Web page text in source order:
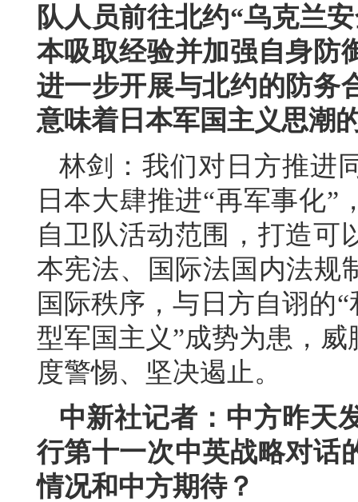
队人员前往北约“乌克兰
本吸取经验并加强自身防
进一步开展与北约的防务
意味着日本军国主义思潮
林剑：我们对日方推进
日本大肆推进“再军事化
自卫队活动范围，打造可
本宪法、国际法国内法规
国际秩序，与日方自诩的
型军国主义”成势为患，
度警惕、坚决遏止。
中新社记者：中方昨天
行第十一次中英战略对话
情况和中方期待？